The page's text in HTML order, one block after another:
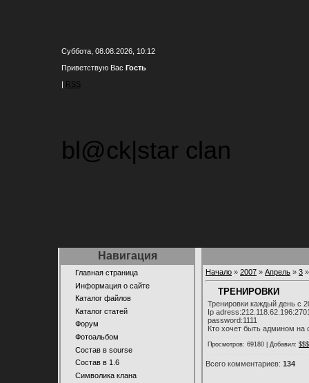
Суббота, 08.08.2026, 10:12
Приветствую Вас Гость
| RSS
bl@ck|star clan
Навигация
Главная страница
Информация о сайте
Каталог файлов
Каталог статей
Форум
Фотоальбом
Состав в sourse
Состав в 1.6
Символика клана
Начало » 2007 » Апрель » 3
ТРЕНИРОВКИ
Тренировки каждый день с
Ip
password:1111
Кто хочет быть админом
Просмотров: 69180 | Добавил:
Всего комментариев: 134